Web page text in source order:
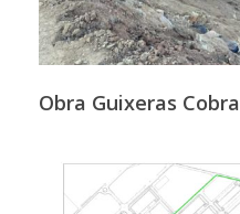
Obra Guixeras Cobra